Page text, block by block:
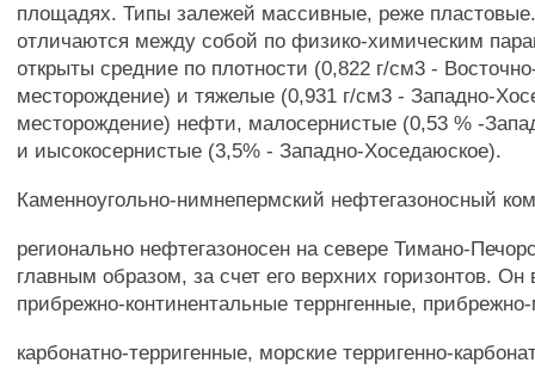
площадях. Типы залежей массивные, реже
отличаются между собой по физико-химическим
открыты средние по плотности (0,822 г/см3 -
месторождение) и тяжелые (0,931 г/см3 - Западно-
месторождение) нефти, малосернистые (0,53 % -
и иысокосернистые (3,5% - Западно-Хоседаюское).
Каменноугольно-нимнепермский нефтегазоносный
регионально нефтегазоносен на севере Тимано-
главным образом, за счет его верхних горизонтов. Он
прибрежно-континентальные террнгенные,
карбонатно-терригенные, морские терригенно-